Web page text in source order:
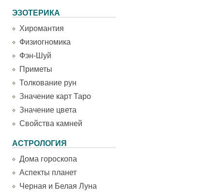
ЭЗОТЕРИКА
Хиромантия
Физиогномика
Фэн-Шуй
Приметы
Толкование рун
Значение карт Таро
Значение цвета
Свойства камней
АСТРОЛОГИЯ
Дома гороскопа
Аспекты планет
Черная и Белая Луна